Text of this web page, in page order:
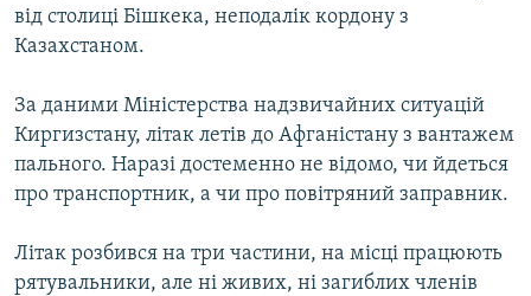
ВСЕ ЗА ДЕНЬ
СПЕЦПРОЕКТИ
ДЕПОРТАЦІЯ
ВІДЕОУРОКИ «ELIFBE»
ІНФОГРАФІКА
ЯК ОБІЙТИ БЛОКУВАННЯ
Русский
Qırımtatar
ДОЛУЧАЙСЯ!
від столиці Бішкека, неподалік кордону з
Казахстаном.
За даними Міністерства надзвичайних ситуацій
Киргизстану, літак летів до Афганістану з вантажем
пального. Наразі достеменно не відомо, чи йдеться
про транспортник, а чи про повітряний заправник.
Літак розбився на три частини, на місці працюють
рятувальники, але ні живих, ні загиблих членів